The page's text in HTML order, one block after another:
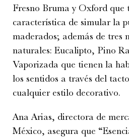
Fresno Bruma y Oxford que
característica de simular la
maderados; además de tres
naturales: Eucalipto, Pino
Vaporizada que tienen la
los sentidos a través del
cualquier estilo decorativo.
Ana Arias, directora de
México, asegura que